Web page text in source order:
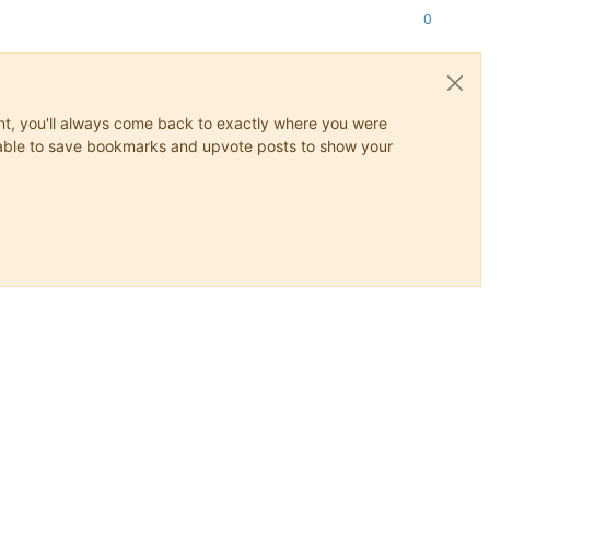
0
you'll always come back to exactly where you were
to save bookmarks and upvote posts to show your